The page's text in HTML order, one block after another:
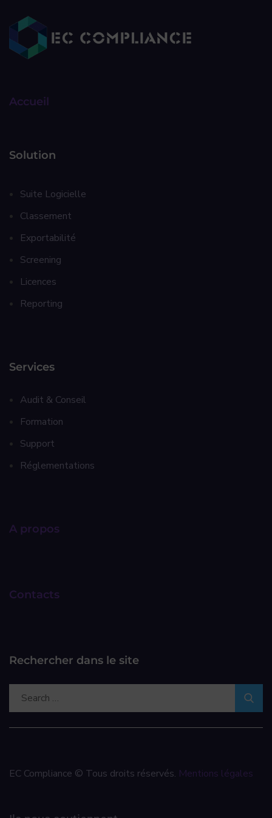
Accueil
Solution
Suite Logicielle
Classement
Exportabilité
Screening
Licences
Reporting
Services
Audit & Conseil
Formation
Support
Réglementations
A propos
Contacts
Rechercher dans le site
EC Compliance © Tous droits réservés. Mentions légales